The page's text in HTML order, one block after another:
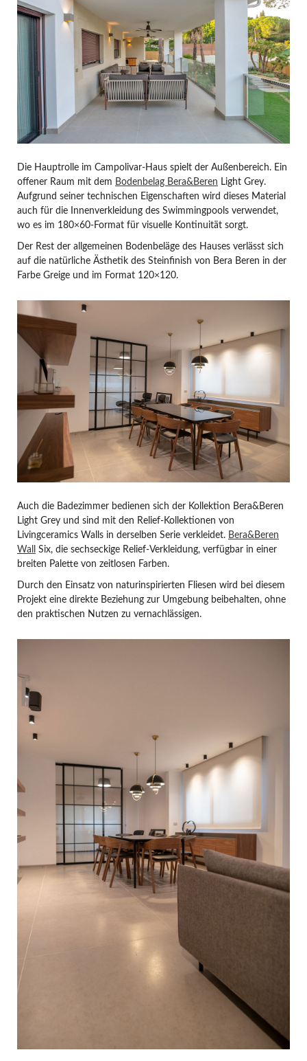
Die Hauptrolle im Campolivar-Haus spielt der Außenbereich. Ein
offener Raum mit dem Bodenbelag Bera&Beren Light Grey.
Aufgrund seiner technischen Eigenschaften wird dieses Material
auch für die Innenverkleidung des Swimmingpools verwendet,
wo es im 180×60-Format für visuelle Kontinuität sorgt.
Der Rest der allgemeinen Bodenbeläge des Hauses verlässt sich
auf die natürliche Ästhetik des Steinfinish von Bera Beren in der
Farbe Greige und im Format 120×120.
Auch die Badezimmer bedienen sich der Kollektion Bera&Beren
Light Grey und sind mit den Relief-Kollektionen von
Livingceramics Walls in derselben Serie verkleidet. Bera&Beren
Wall
Six, die sechseckige Relief-Verkleidung, verfügbar in einer
breiten Palette von zeitlosen Farben.
Durch den Einsatz von naturinspirierten Fliesen wird bei diesem
Projekt eine direkte Beziehung zur Umgebung beibehalten, ohne
den praktischen Nutzen zu vernachlässigen.